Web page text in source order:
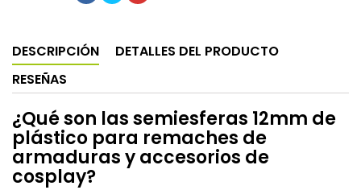
DESCRIPCIÓN
DETALLES DEL PRODUCTO
RESEÑAS
¿Qué son las semiesferas 12mm de
plástico para remaches de
armaduras y accesorios de
cosplay?